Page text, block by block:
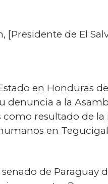
[Presidente de El
en Honduras
denuncia a la
como resultado de
en
de